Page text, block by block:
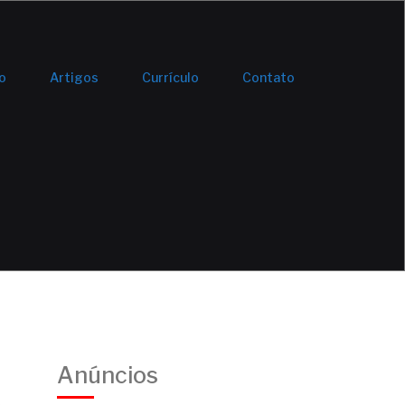
Artigos Currículo Contato
Anúncios